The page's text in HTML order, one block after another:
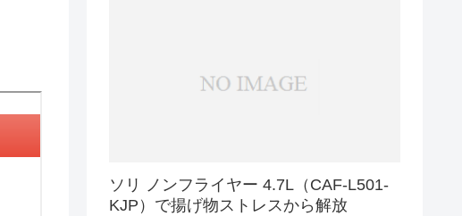
ソリ ノンフライヤー 4.7L（CAF-L501-
KJP）で揚げ物ストレスから解放